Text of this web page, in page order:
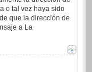
o tal vez haya sido
que la dirección de
a La